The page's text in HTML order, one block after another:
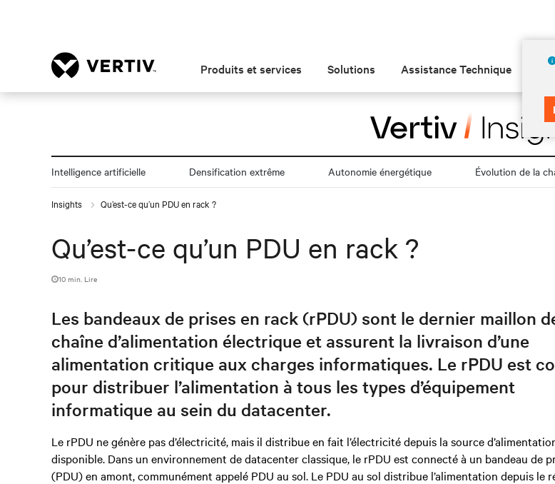
Produits et services Solutions Assistance Technique
Intelligence artificielle Densification extrême Autonomie énergétique Évolution de la
Insights Qu’est-ce qu’un PDU en rack ?
Qu’est-ce qu’un PDU en rack ?
10 min. Lire
Les bandeaux de prises en rack (rPDU) sont le dernier maillon
chaîne d’alimentation électrique et assurent la livraison d’une
alimentation critique aux charges informatiques. Le rPDU est
pour distribuer l’alimentation à tous les types d’équipement
informatique au sein du datacenter.
Le rPDU ne génère pas d’électricité, mais il distribue en fait l’électricité depuis la source
disponible. Dans un environnement de datacenter classique, le rPDU est connecté à un bandeau de
(PDU) en amont, communément appelé PDU au sol. Le PDU au sol distribue l’alimentation depuis le